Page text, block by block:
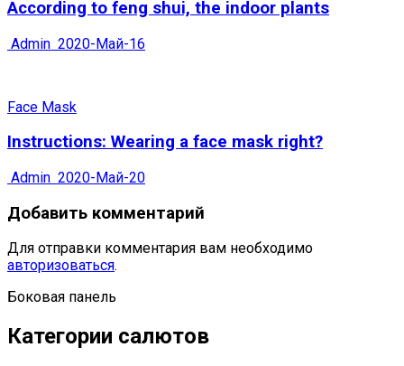
According to feng shui, the indoor plants
Admin 2020-Май-16
Face Mask
Instructions: Wearing a face mask right?
Admin 2020-Май-20
Добавить комментарий
Для отправки комментария вам необходимо
авторизоваться.
Боковая панель
Категории салютов